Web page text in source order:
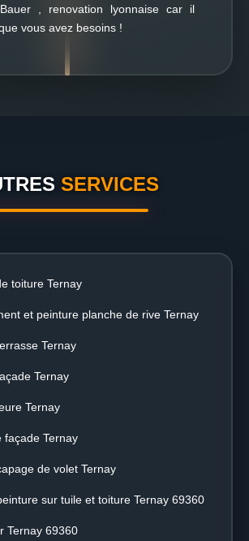
, renovation lyonnaise car il
vous avez besoins !
SERVICES
toiture Ternay
et peinture planche de rive Ternay
Ternay
Ternay
Ternay
façade Ternay
de volet Ternay
sur tuile et toiture Ternay 69360
Ternay 69360